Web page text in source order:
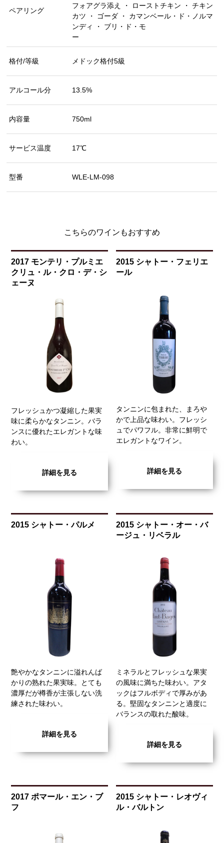
ペアリング
フォアグラ添え ・ ローストチキン ・ チキン
カツ ・ ゴーダ ・ カマンベール・ド・ノルマ
ンディ ・ ブリ・ド・モ
ー
格付/等級 メドック格付5級
アルコール分 13.5%
内容量 750ml
サービス温度 17℃
型番 WLE-LM-098
こちらのワインもおすすめ
2017 モンテリ・プルミエ
クリュ・ル・クロ・デ・シ
ェーヌ
フレッシュかつ凝縮した果実
味に柔らかなタンニン。バラ
ンスに優れたエレガントな味
わい。
詳細を見る
2015 シャトー・フェリエ
ール
タンニンに包まれた、まろや
かで上品な味わい。フレッシ
ュでパワフル。非常に鮮明で
エレガントなワイン。
詳細を見る
2015 シャトー・パルメ
艶やかなタンニンに溢れんば
かりの熟れた果実味。とても
濃厚だが樽香が主張しない洗
練された味わい。
詳細を見る
2015 シャトー・オー・バ
ージュ・リベラル
ミネラルとフレッシュな果実
の風味に満ちた味わい。アタ
ックはフルボディで厚みがあ
る。堅固なタンニンと適度に
バランスの取れた酸味。
詳細を見る
2017 ポマール・エン・ブ
フ
2015 シャトー・レオヴィ
ル・バルトン